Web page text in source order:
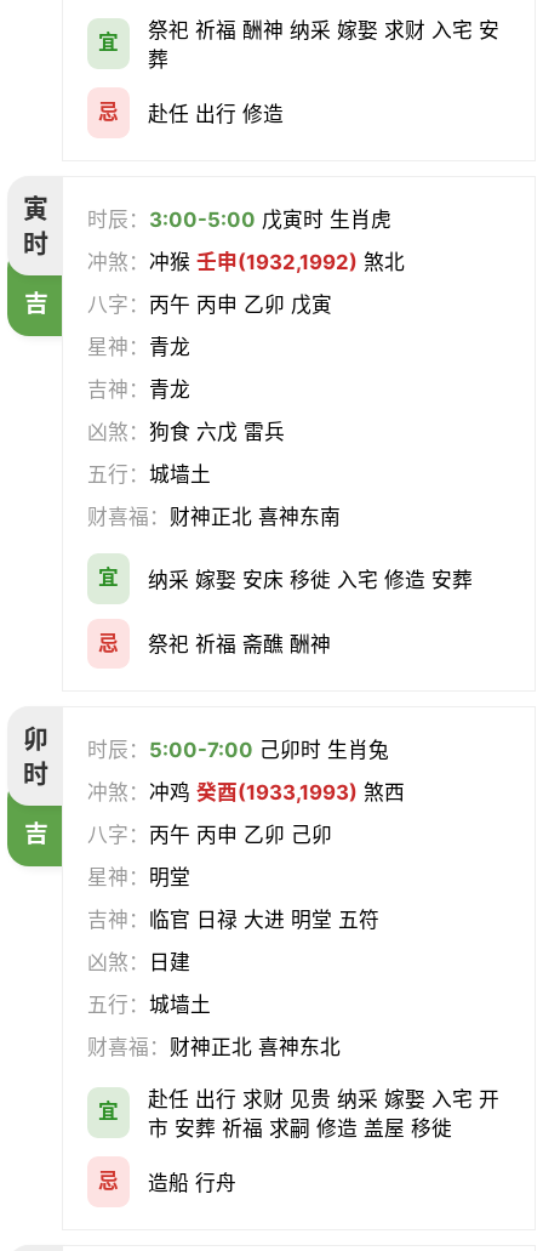
会亲友 伐木 架马 扫舍
入学
断蚁 归岫 修坟
除服 移柩
宜
祭祀 祈福 酬神 纳采 嫁娶 求财 入宅 安
葬
忌 赴任 出行 修造
寅
时
吉
时辰： 3:00-5:00 戊寅时 生肖虎
冲煞：冲猴壬申(1932,1992) 煞北
八字： 丙午 丙申 乙卯 戊寅
星神： 青龙
吉神： 青龙
凶煞：狗食 六戊 雷兵
五行：城墙土
财喜福： 财神正北 喜神东南
宜 纳采 嫁娶 安床 移徙 入宅 修造 安葬
忌 祭祀 祈福 斋醮 酬神
卯
时
吉
时辰： 5:00-7:00 己卯时 生肖兔
冲煞：冲鸡癸酉(1933,1993) 煞西
八字： 丙午 丙申 乙卯 己卯
星神： 明堂
吉神： 临官 日禄 大进 明堂 五符
凶煞：
日建
五行：城墙土
财喜福： 财神正北 喜神东北
宜
赴任 出行 求财 见贵 纳采 嫁娶 入宅 开
市 安葬 祈福 求嗣 修造 盖屋 移徙
忌 造船 行舟